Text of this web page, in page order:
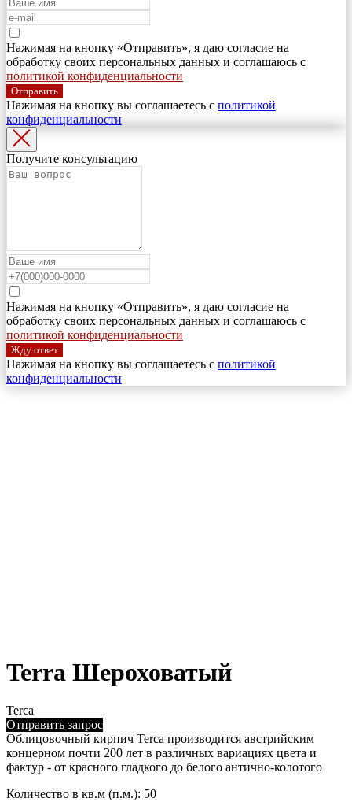
Нажимая на кнопку «Отправить», я даю согласие на
обработку своих персональных данных и соглашаюсь с
политикой конфиденциальности
Отправить
Нажимая на кнопку вы соглашаетесь с политикой
конфиденциальности
Получите консультацию
Нажимая на кнопку «Отправить», я даю согласие на
обработку своих персональных данных и соглашаюсь с
политикой конфиденциальности
Жду ответ
Нажимая на кнопку вы соглашаетесь с политикой
конфиденциальности
Terra Шероховатый
Terca
Отправить запрос
Облицовочный кирпич Terca производится австрийским
концерном почти 200 лет в различных вариациях цвета и
фактур - от красного гладкого до белого антично-колотого
Количество в кв.м (п.м.): 50